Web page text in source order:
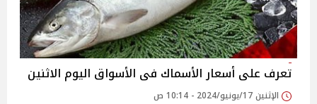
تعرف على أسعار الأسماك فى الأسواق اليوم الاثنين
الإثنين 17/يونيو/2024 - 10:14 ص